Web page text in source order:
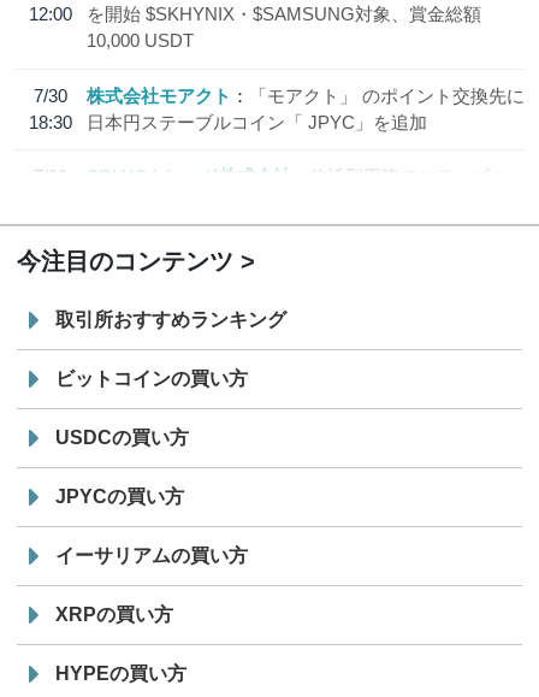
12:00
を開始 $SKHYNIX・$SAMSUNG対象、賞金総額
10,000 USDT
7/30
18:30
株式会社モアクト
「モアクト」 のポイント交換先に
日本円ステーブルコイン「 JPYC」を追加
7/29
SBI VCトレード株式会社
信託型円建てステーブル
今注目のコンテンツ
取引所おすすめランキング
ビットコインの買い方
USDCの買い方
JPYCの買い方
イーサリアムの買い方
XRPの買い方
HYPEの買い方